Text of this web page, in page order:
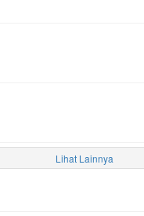
Lihat Lainnya